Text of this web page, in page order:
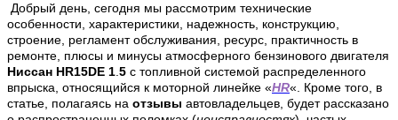
Добрый день, сегодня мы рассмотрим технические
особенности, характеристики, надежность, конструкцию,
строение, регламент обслуживания, ресурс, практичность в
ремонте, плюсы и минусы атмосферного бензинового двигателя
Ниссан HR15DE 1 5 с топливной системой распределенного
впрыска, относящийся к моторной линейке «HR«. Кроме того, в
статье, полагаясь на отзывы автовладельцев, будет рассказано